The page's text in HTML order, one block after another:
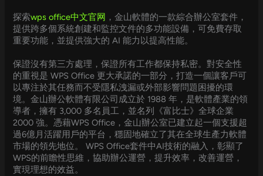
探索wps office中文官网 ，金山軟體的一款綜合辦公室套件，
提供跨多個系統創建和監控文件的多功能設備，可免費存取
重要功能，並提供強大的 AI 能力以提高性能。
保證沒有第三方處理，保證所有工作都保持私密。對安全性
的重視是 WPS Office 更大承諾的一部分，打造一個讓客戶可
以專注於其任務而不受隱私洩漏或外部影響問題困擾的環
境。金山辦公軟體有限公司成立於 1988 年，是軟體產業的領
導者，擁有 3,000 多名員工，並名列《富比士》全球企業
2000 強。憑藉WPS Office，金山辦公室已建立起一個支援超
過6億月活躍用戶的平台，穩固地確立了其在全球生產力軟體
市場的領先地位。 WPS Office套件中AI技術的融入，彰顯了
WPS的前瞻性思維，協助辦公運營，提升效率，改善運營，
實現理想的效益。